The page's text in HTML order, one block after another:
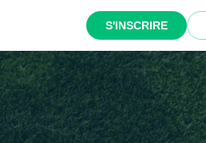
S'INSCRIRE